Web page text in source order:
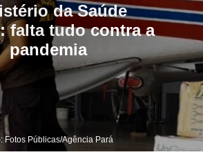
da Saúde
falta tudo contra a
pandemia
Fotos Públicas/Agência Pará